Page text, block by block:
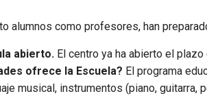
alumnos como profesores, han
abierto. El centro ya ha abierto el
ofrece la Escuela? El programa
musical, instrumentos (piano,